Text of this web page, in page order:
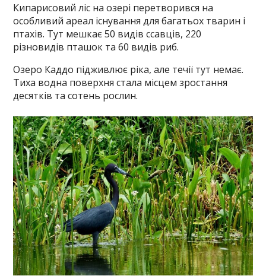
Кипарисовий ліс на озері перетворився на
особливий ареал існування для багатьох тварин і
птахів. Тут мешкає 50 видів ссавців, 220
різновидів пташок та 60 видів риб.
Озеро Каддо підживлює ріка, але течії тут немає.
Тиха водна поверхня стала місцем зростання
десятків та сотень рослин.